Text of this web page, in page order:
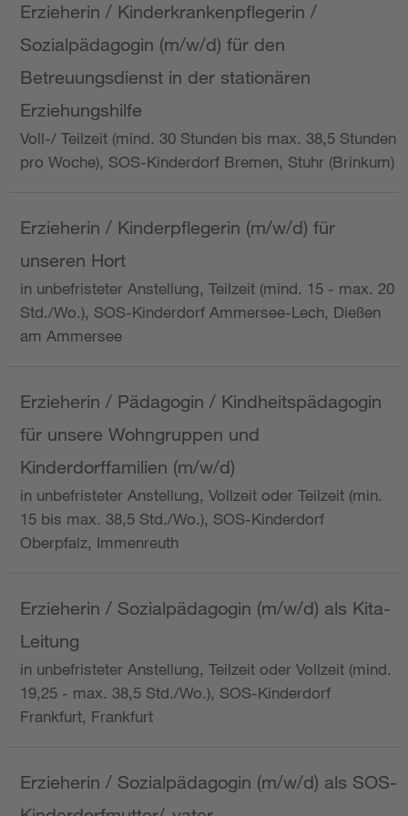
Erzieherin / Kinderkrankenpflegerin /
Sozialpädagogin (m/w/d) für den
Betreuungsdienst in der stationären
Erziehungshilfe
Voll-/ Teilzeit (mind. 30 Stunden bis max. 38,5 Stunden
pro Woche), SOS-Kinderdorf Bremen, Stuhr (Brinkum)
Erzieherin / Kinderpflegerin (m/w/d) für
unseren Hort
in unbefristeter Anstellung, Teilzeit (mind. 15 - max. 20
Std./Wo.), SOS-Kinderdorf Ammersee-Lech, Dießen
am Ammersee
Erzieherin / Pädagogin / Kindheitspädagogin
für unsere Wohngruppen und
Kinderdorffamilien (m/w/d)
in unbefristeter Anstellung, Vollzeit oder Teilzeit (min.
15 bis max. 38,5 Std./Wo.), SOS-Kinderdorf
Oberpfalz, Immenreuth
Erzieherin / Sozialpädagogin (m/w/d) als Kita-
Leitung
in unbefristeter Anstellung, Teilzeit oder Vollzeit (mind.
19,25 - max. 38,5 Std./Wo.), SOS-Kinderdorf
Frankfurt, Frankfurt
Erzieherin / Sozialpädagogin (m/w/d) als SOS-